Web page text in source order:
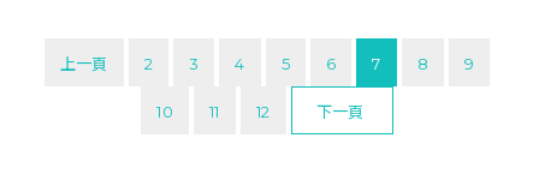
上一頁 2 3 4 5 6 7 8 9
10 11 12 下一頁